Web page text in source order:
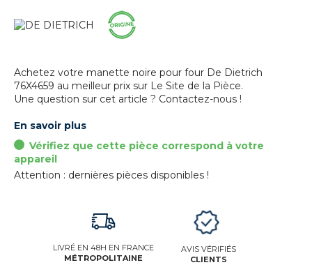
Achetez votre manette noire pour four De Dietrich
76X4659 au meilleur prix sur Le Site de la Pièce.
Une question sur cet article ? Contactez-nous !
En savoir plus
Vérifiez que cette pièce correspond à votre
appareil
Attention : dernières pièces disponibles !
LIVRÉ EN 48H EN FRANCE
MÉTROPOLITAINE
AVIS VÉRIFIÉS
CLIENTS